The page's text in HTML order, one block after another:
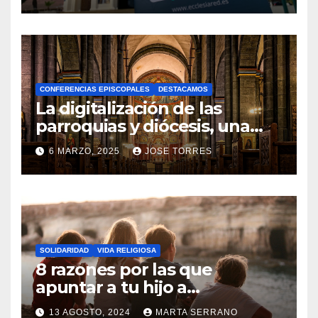
N
O
H
A
Y
C
O
M
N
T
A
R
I
O
CONFERENCIAS EPISCOPALES DESTACAMOS
La digitalización de las
parroquias y diócesis, una
realidad ya para el futuro de
la Iglesia
6 MARZO, 2025 JOSE TORRES
N
O
H
A
Y
SOLIDARIDAD VIDA RELIGIOSA
8 razones por las que
apuntar a tu hijo a
Catequesis
13 AGOSTO, 2024 MARTA SERRANO